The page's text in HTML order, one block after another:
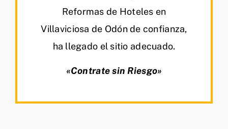
Reformas de Hoteles en
Villaviciosa de Odón de confianza,
ha llegado el sitio adecuado.
«Contrate sin Riesgo»